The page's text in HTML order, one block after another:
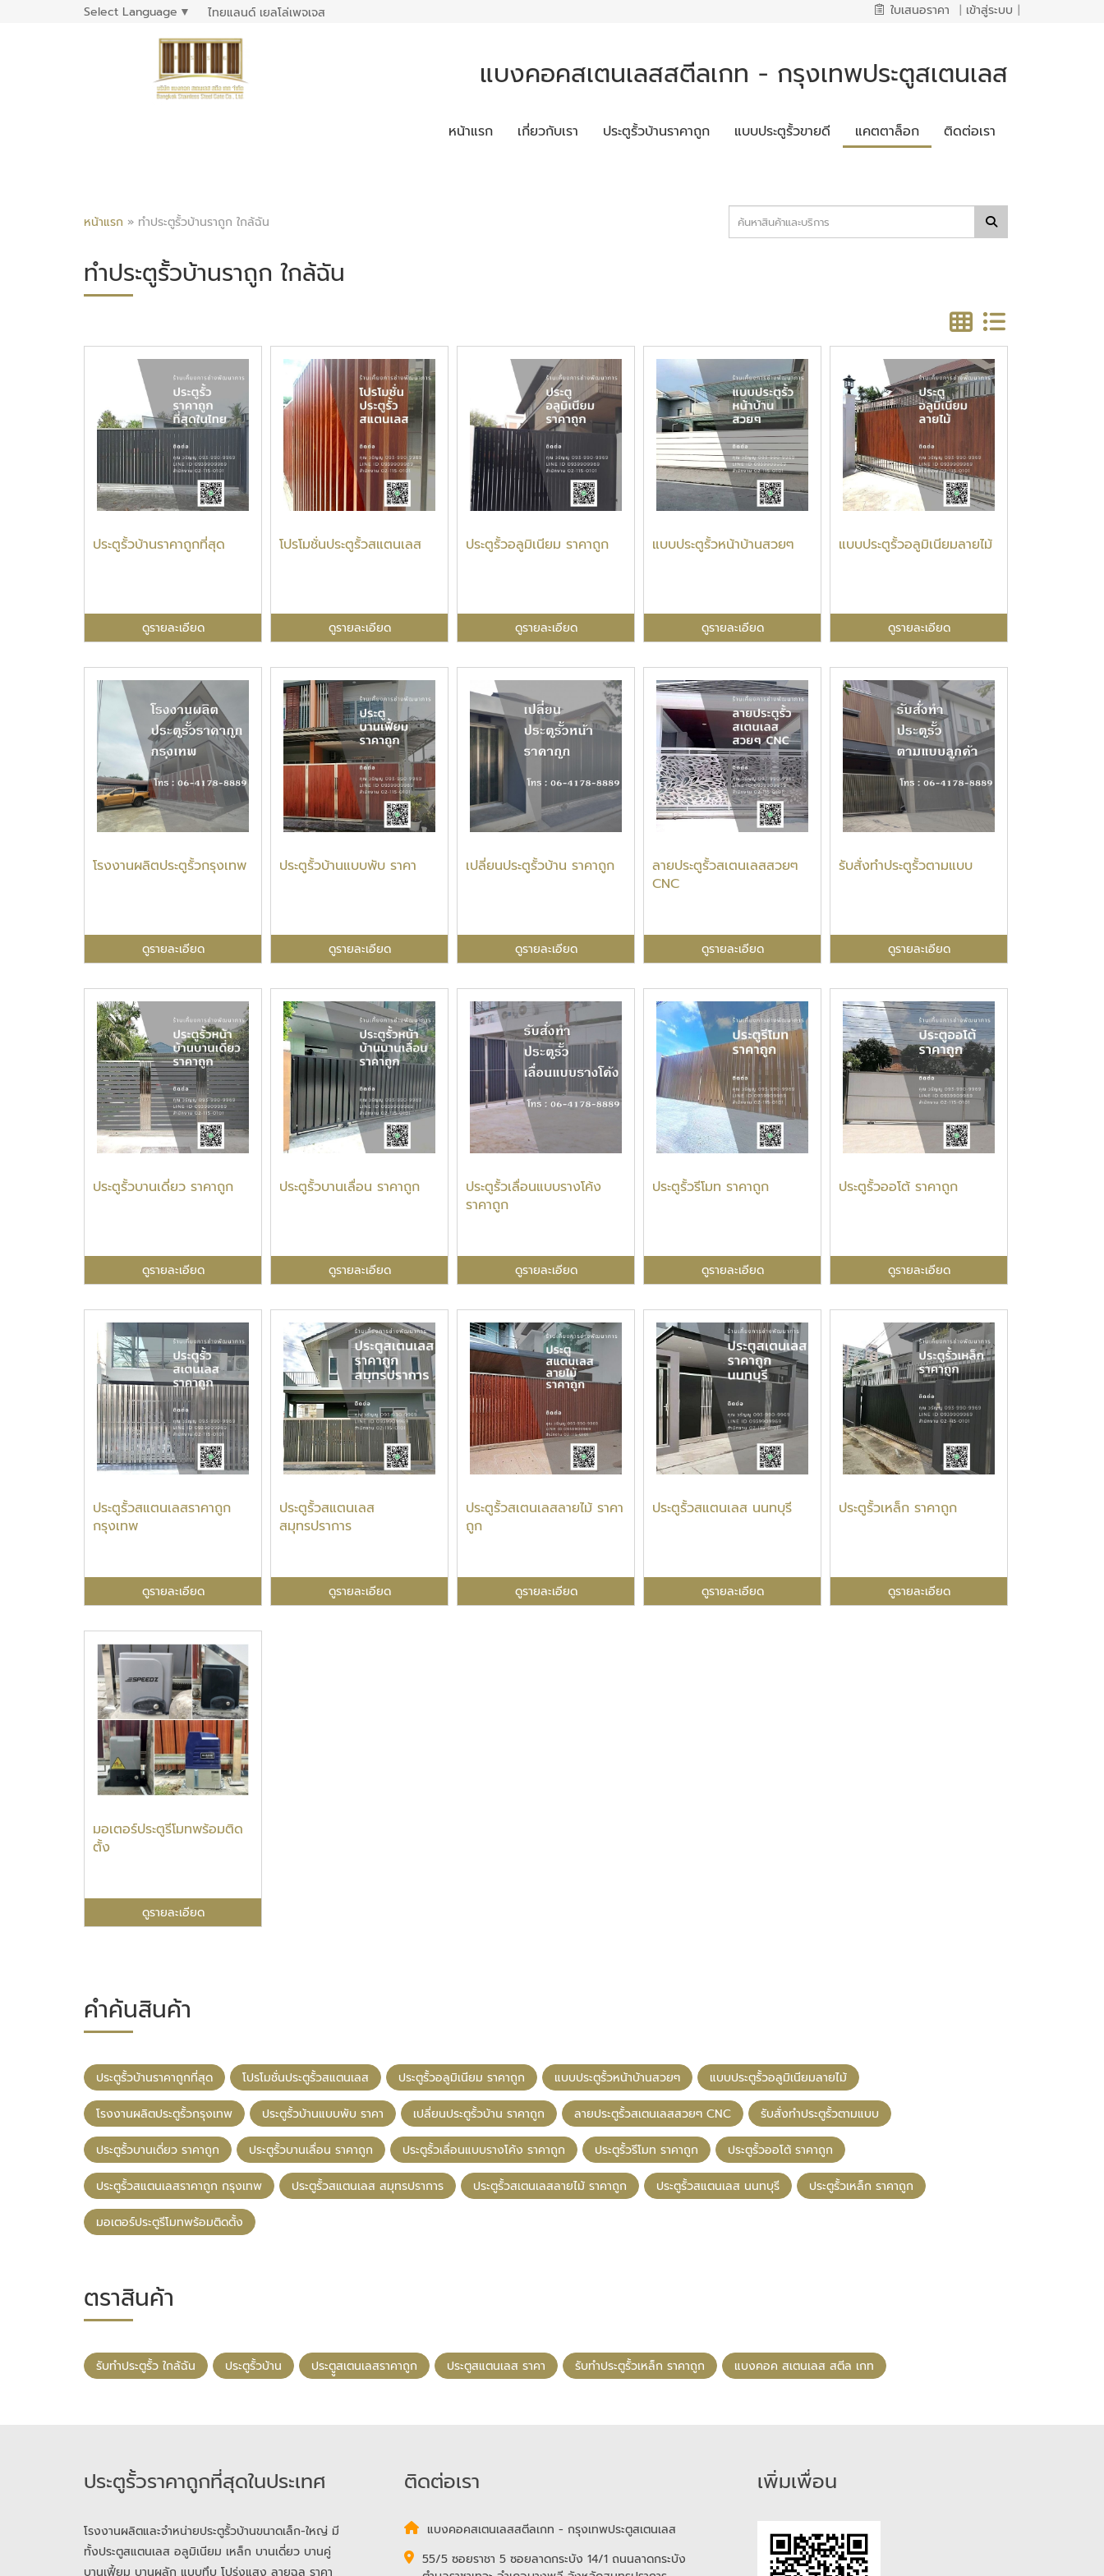
Select Language ▼ ไทยแลนด์ เยลโล่เพจเจส ใบเสนอราคา | เข้าสู่ระบบ |
แบงคอคสเตนเลสสตีลเกท - กรุงเทพประตูสเตนเลส
หน้าแรก เกี่ยวกับเรา ประตูรั้วบ้านราคาถูก แบบประตูรั้วขายดี แคตตาล็อก ติดต่อเรา
หน้าแรก » ทำประตูรั้วบ้านราถูก ใกล้ฉัน
ทำประตูรั้วบ้านราถูก ใกล้ฉัน
ประตูรั้วบ้านราคาถูกที่สุด
ดูรายละเอียด
โปรโมชั่นประตูรั้วสแตนเลส
ดูรายละเอียด
ประตูรั้วอลูมิเนียม ราคาถูก
ดูรายละเอียด
แบบประตูรั้วหน้าบ้านสวยๆ
ดูรายละเอียด
แบบประตูรั้วอลูมิเนียมลายไม้
ดูรายละเอียด
โรงงานผลิตประตูรั้วกรุงเทพ
ดูรายละเอียด
ประตูรั้วบ้านแบบพับ ราคา
ดูรายละเอียด
เปลี่ยนประตูรั้วบ้าน ราคาถูก
ดูรายละเอียด
ลายประตูรั้วสเตนเลสสวยๆ
CNC
ดูรายละเอียด
รับสั่งทำประตูรั้วตามแบบ
ดูรายละเอียด
ประตูรั้วบานเดี่ยว ราคาถูก
ดูรายละเอียด
ประตูรั้วบานเลื่อน ราคาถูก
ดูรายละเอียด
ประตูรั้วเลื่อนแบบรางโค้ง
ราคาถูก
ดูรายละเอียด
ประตูรั้วรีโมท ราคาถูก
ดูรายละเอียด
ประตูรั้วออโต้ ราคาถูก
ดูรายละเอียด
ประตูรั้วสแตนเลสราคาถูก
กรุงเทพ
ดูรายละเอียด
ประตูรั้วสแตนเลส
สมุทรปราการ
ดูรายละเอียด
ประตูรั้วสเตนเลสลายไม้ ราคา
ถูก
ดูรายละเอียด
ประตูรั้วสแตนเลส นนทบุรี
ดูรายละเอียด
ประตูรั้วเหล็ก ราคาถูก
ดูรายละเอียด
มอเตอร์ประตูรีโมทพร้อมติด
ตั้ง
ดูรายละเอียด
คำค้นสินค้า
ประตูรั้วบ้านราคาถูกที่สุด โปรโมชั่นประตูรั้วสแตนเลส ประตูรั้วอลูมิเนียม ราคาถูก แบบประตูรั้วหน้าบ้านสวยๆ แบบประตูรั้วอลูมิเนียมลายไม้
โรงงานผลิตประตูรั้วกรุงเทพ ประตูรั้วบ้านแบบพับ ราคา เปลี่ยนประตูรั้วบ้าน ราคาถูก ลายประตูรั้วสเตนเลสสวยๆ CNC รับสั่งทำประตูรั้วตามแบบ
ประตูรั้วบานเดี่ยว ราคาถูก ประตูรั้วบานเลื่อน ราคาถูก ประตูรั้วเลื่อนแบบรางโค้ง ราคาถูก ประตูรั้วรีโมท ราคาถูก ประตูรั้วออโต้ ราคาถูก
ประตูรั้วสแตนเลสราคาถูก กรุงเทพ ประตูรั้วสแตนเลส สมุทรปราการ ประตูรั้วสเตนเลสลายไม้ ราคาถูก ประตูรั้วสแตนเลส นนทบุรี ประตูรั้วเหล็ก ราคาถูก
มอเตอร์ประตูรีโมทพร้อมติดตั้ง
ตราสินค้า
รับทําประตูรั้ว ใกล้ฉัน ประตูรั้วบ้าน ประตููสเตนเลสราคาถูก ประตูสแตนเลส ราคา รับทําประตูรั้วเหล็ก ราคาถูก แบงคอค สเตนเลส สตีล เกท
ประตูรั้วราคาถูกที่สุดในประเทศ
โรงงานผลิตและจำหน่ายประตูรั้วบ้านขนาดเล็ก-ใหญ่ มี
ทั้งประตูสแตนเลส อลูมิเนียม เหล็ก บานเดี่ยว บานคู่
บานเฟี้ยม บานผลัก แบบทึบ โปร่งแสง ลายฉลุ ราคา
ติดต่อเรา
แบงคอคสเตนเลสสตีลเกท - กรุงเทพประตูสเตนเลส
55/5 ซอยราชา 5 ซอยลาดกระบัง 14/1 ถนนลาดกระบัง
เพิ่มเพื่อน